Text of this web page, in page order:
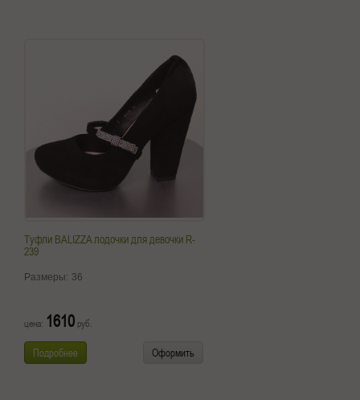
Туфли BALIZZA лодочки для девочки R-
239
Размеры: 36
цена: 1610 руб.
Подробнее Оформить